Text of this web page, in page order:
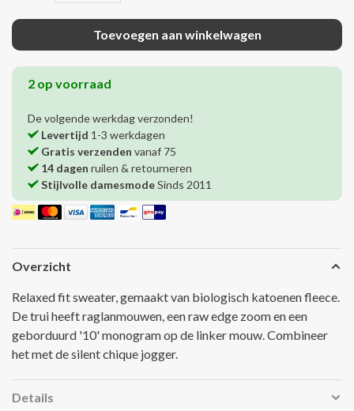
Toevoegen aan winkelwagen
2 op voorraad
De volgende werkdag verzonden!
Levertijd 1-3 werkdagen
Gratis verzenden vanaf 75
14 dagen ruilen & retourneren
Stijlvolle damesmodeSinds 2011
Overzicht
Relaxed fit sweater, gemaakt van biologisch katoenen fleece.
De trui heeft raglanmouwen, een raw edge zoom en een
geborduurd '10' monogram op de linker mouw. Combineer
het met de silent chique jogger.
Details